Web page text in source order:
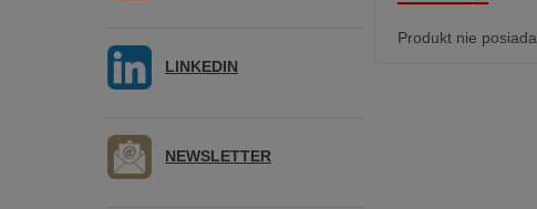
Produkt nie
LINKEDIN
NEWSLETTER